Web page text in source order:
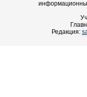
Редакция: